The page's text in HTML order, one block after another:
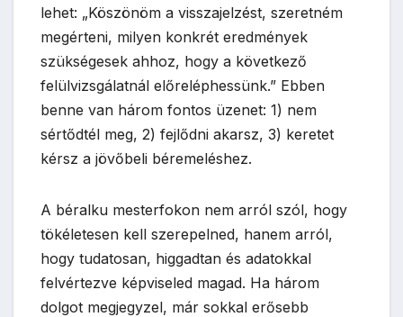
lehet: „Köszönöm a visszajelzést, szeretném
megérteni, milyen konkrét eredmények
szükségesek ahhoz, hogy a következő
felülvizsgálatnál előreléphessünk.” Ebben
benne van három fontos üzenet: 1) nem
sértődtél meg, 2) fejlődni akarsz, 3) keretet
kérsz a jövőbeli béremeléshez.
A béralku mesterfokon nem arról szól, hogy
tökéletesen kell szerepelned, hanem arról,
hogy tudatosan, higgadtan és adatokkal
felvértezve képviseled magad. Ha három
dolgot megjegyzel, már sokkal erősebb